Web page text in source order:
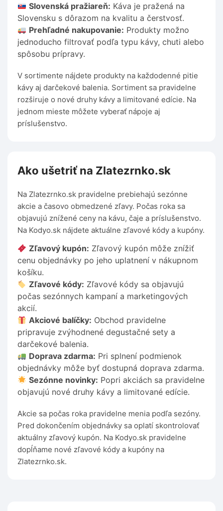
Slovenská pražiareň: Káva je pražená na
Slovensku s dôrazom na kvalitu a čerstvosť.
Prehľadné nakupovanie: Produkty možno
jednoducho filtrovať podľa typu kávy, chuti alebo
spôsobu prípravy.
V sortimente nájdete produkty na každodenné pitie
kávy aj darčekové balenia. Sortiment sa pravidelne
rozširuje o nové druhy kávy a limitované edície. Na
jednom mieste môžete vyberať nápoje aj
príslušenstvo.
Ako ušetriť na Zlatezrnko.sk
Na Zlatezrnko.sk pravidelne prebiehajú sezónne
akcie a časovo obmedzené zľavy. Počas roka sa
objavujú znížené ceny na kávu, čaje a príslušenstvo.
Na Kodyo.sk nájdete aktuálne zľavové kódy a kupóny.
Zľavový kupón: Zľavový kupón môže znížiť
cenu objednávky po jeho uplatnení v nákupnom
košíku.
Zľavové kódy: Zľavové kódy sa objavujú
počas sezónnych kampaní a marketingových
akcií.
Akciové balíčky: Obchod pravidelne
pripravuje zvýhodnené degustačné sety a
darčekové balenia.
Doprava zdarma: Pri splnení podmienok
objednávky môže byť dostupná doprava zdarma.
Sezónne novinky: Popri akciách sa pravidelne
objavujú nové druhy kávy a limitované edície.
Akcie sa počas roka pravidelne menia podľa sezóny.
Pred dokončením objednávky sa oplatí skontrolovať
aktuálny zľavový kupón. Na Kodyo.sk pravidelne
dopĺňame nové zľavové kódy a kupóny na
Zlatezrnko.sk.